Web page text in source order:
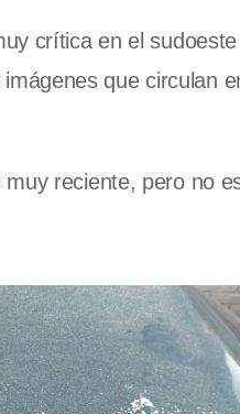
crítica en el
que circulan
reciente, pero no